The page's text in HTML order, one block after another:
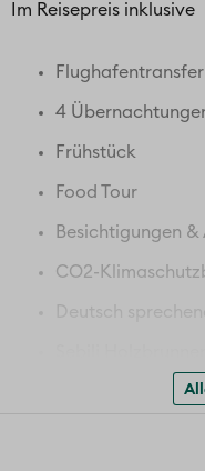
Im Reisepreis inklusive
4
Frühstück
Food Tour
Besichtigungen
CO2-
Deutsch
«Tunnel der